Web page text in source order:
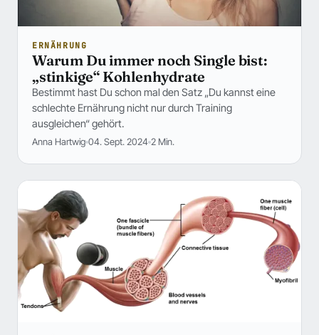
ERNÄHRUNG
Warum Du immer noch Single bist:
„stinkige“ Kohlenhydrate
Bestimmt hast Du schon mal den Satz „Du kannst eine
schlechte Ernährung nicht nur durch Training
ausgleichen“ gehört.
Anna Hartwig 04. Sept. 2024 2 Min.